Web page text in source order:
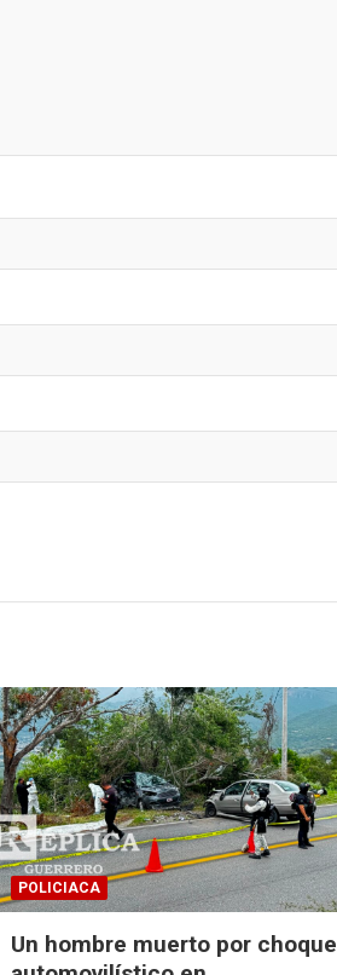
POLICIACA
Un hombre muerto por choque